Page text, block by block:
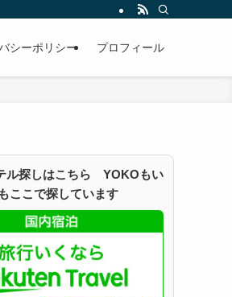
シーポリシー プロフィール
ル探しはこちら YOKOもい
ここで探しています